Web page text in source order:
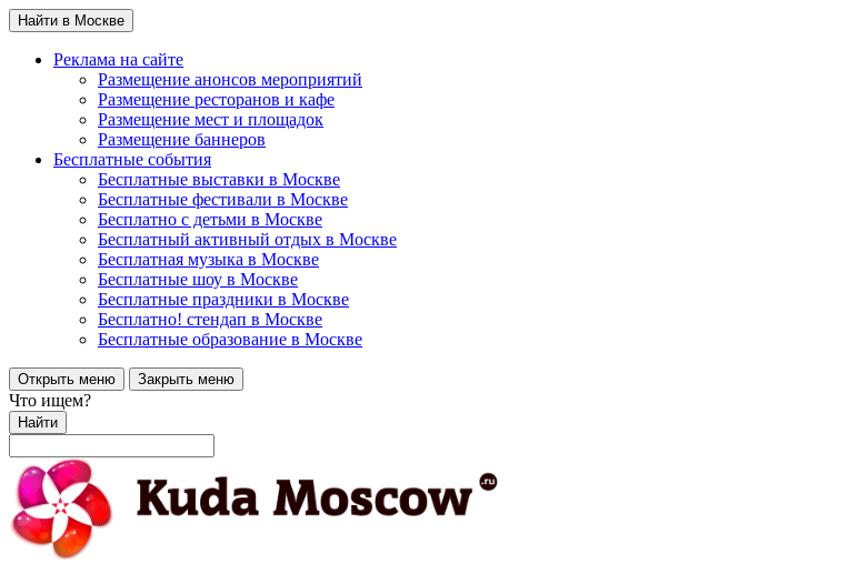
Найти в Москве
Реклама на сайте
Размещение анонсов мероприятий
Размещение ресторанов и кафе
Размещение мест и площадок
Размещение баннеров
Бесплатные события
Бесплатные выставки в Москве
Бесплатные фестивали в Москве
Бесплатно с детьми в Москве
Бесплатный активный отдых в Москве
Бесплатная музыка в Москве
Бесплатные шоу в Москве
Бесплатные праздники в Москве
Бесплатно! стендап в Москве
Бесплатные образование в Москве
Открыть меню Закрыть меню
Что ищем?
Найти